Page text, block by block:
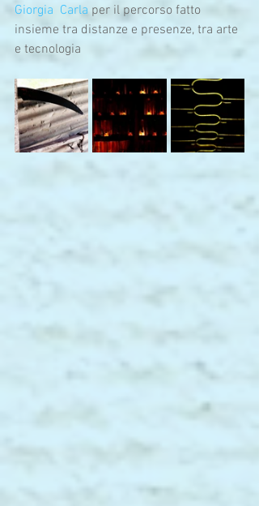
Giorgia Carla per il percorso fatto
insieme tra distanze e presenze, tra arte
e tecnologia